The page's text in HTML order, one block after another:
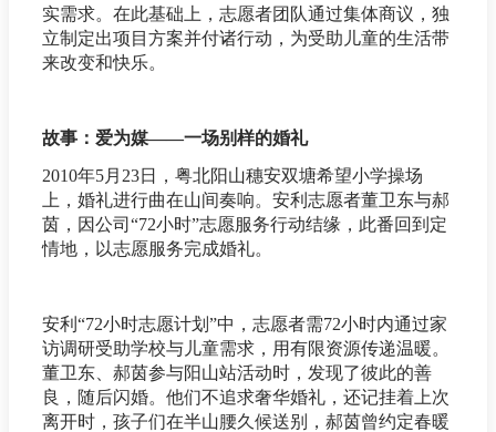
实需求。在此基础上，志愿者团队通过集体商议，独
立制定出项目方案并付诸行动，为受助儿童的生活带
来改变和快乐。
故事：爱为媒——一场别样的婚礼
2010年5月23日，粤北阳山穗安双塘希望小学操场
上，婚礼进行曲在山间奏响。安利志愿者董卫东与郝
茵，因公司“72小时”志愿服务行动结缘，此番回到定
情地，以志愿服务完成婚礼。
安利“72小时志愿计划”中，志愿者需72小时内通过家
访调研受助学校与儿童需求，用有限资源传递温暖。
董卫东、郝茵参与阳山站活动时，发现了彼此的善
良，随后闪婚。他们不追求奢华婚礼，还记挂着上次
离开时，孩子们在半山腰久候送别，郝茵曾约定春暖